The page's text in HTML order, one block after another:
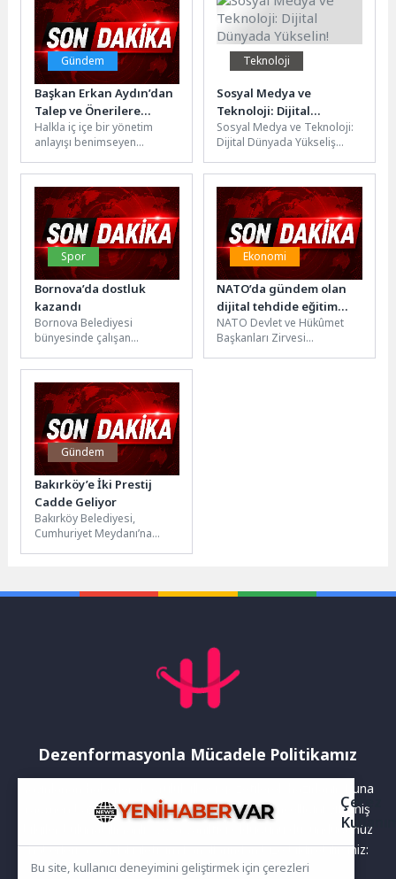
Gündem
Başkan Erkan Aydın’dan
Talep ve Önerilere
Yerinde Çözüm
Halkla iç içe bir yönetim
anlayışı benimseyen
Başkanı Erkan Aydın,
Alacahırka Mahallesi’nde
düzenlenen...
Teknoloji
Sosyal Medya ve
Teknoloji: Dijital
Dünyada Yükselin!
Sosyal Medya ve Teknoloji:
Dijital Dünyada Yükseliş
teknolojinin hızla geliştiği
dijital dünyada,...
Spor
Bornova’da dostluk
kazandı
Bornova Belediyesi
bünyesinde çalışan
kuvvetlendirmek, kurum içi
dayanışmayı en üst seviyeye
çıkarmak amacıyla...
Ekonomi
NATO’da gündem olan
dijital tehdide eğitim
bilimci Doç. Dr. Özgür
Bolat’tan ailelere kritik
uyarı: “Çözüm yasak
NATO Devlet ve Hükûmet
Başkanları Zirvesi
Gündem
Bakırköy’e İki Prestij
Cadde Geliyor
Bakırköy Belediyesi,
Cumhuriyet Meydanı’na
dönüştürmek...
Dezenformasyonla Mücadele Politikamız
Yayınlanan haberler doğruluk ilkesi gözetilerek hazırlanır. Buna
rağmen bazı içeriklerde eksik, hatalı veya güncelliğini yitirmiş
bilgiler bulunabilir.Yanlış veya yanıltıcı olduğunu düşündüğünüz
haberleri aşağıdaki iletişim kanallarından bize bildirebilirsiniz:
Çerez
Bu site, kullanıcı deneyimini geliştirmek için çerezleri